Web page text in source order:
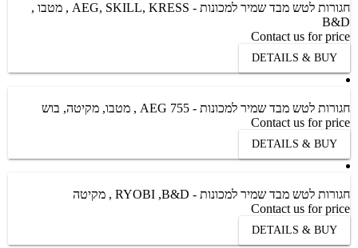
חגורות לטש מבד שמיר למכונות - AEG, SKILL, KRESS , מטבו ,
B&D
Contact us for price
DETAILS & BUY
חגורות לטש מבד שמיר למכונות - AEG 755 , מטבו, מקיטה, בוש
Contact us for price
DETAILS & BUY
חגורות לטש מבד שמיר למכונות - RYOBI ,B&D , מקיטה
Contact us for price
DETAILS & BUY